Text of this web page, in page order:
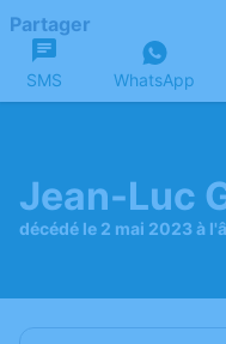
Partager
SMS WhatsApp
Jean-Luc
décédé le 2 mai 2023 à